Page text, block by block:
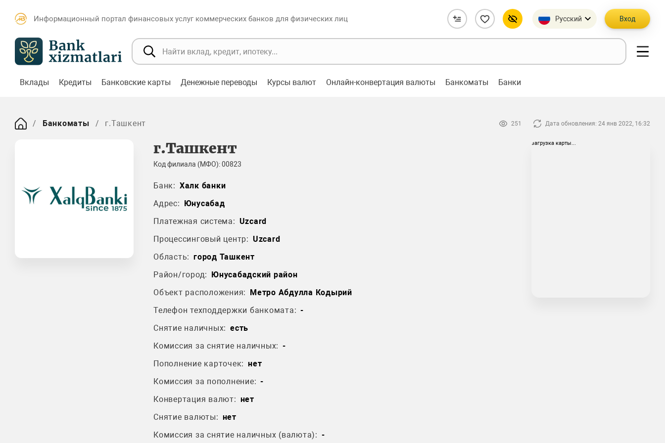
Информационный портал финансовых услуг коммерческих банков для физических лиц Русский Вход
Вклады Кредиты Банковские карты Денежные переводы Курсы валют Онлайн-конвертация валюты Банкоматы Банки
Банкоматы г.Ташкент 251 Дата обновления: 24 янв 2022, 16:32
г.Ташкент
Код филиала (МФО): 00823
Банк: Халк банки
Адрес: Юнусабад
Платежная система: Uzcard
Процессинговый центр: Uzcard
Область: город Ташкент
Район/город: Юнусабадский район
Объект расположения: Метро Абдулла Кодырий
Телефон техподдержки банкомата: -
Снятие наличных: есть
Комиссия за снятие наличных: -
Пополнение карточек: нет
Комиссия за пополнение: -
Конвертация валют: нет
Снятие валюты: нет
Комиссия за снятие наличных (валюта): -
загрузка карты...